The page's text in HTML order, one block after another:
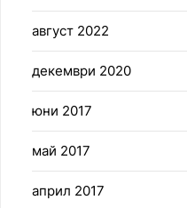
август 2022
декември 2020
юни 2017
май 2017
април 2017